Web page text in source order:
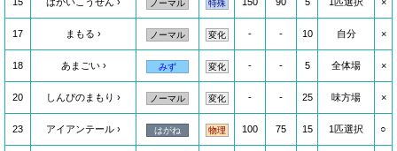
ノーマル 特殊
17 まもる ノーマル 変化 - - 10 自分 ×
18 あまごい みず 変化 - - 5 全体場 ×
20 しんぴのまもり ノーマル 変化 - - 25 味方場 ×
23 アイアンテール はがね 物理 100 75 15 1匹選択 ○